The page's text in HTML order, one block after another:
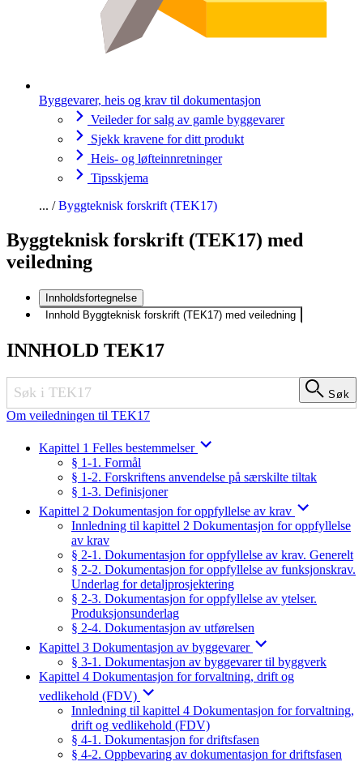
Byggevarer, heis og krav til dokumentasjon
Veileder for salg av gamle byggevarer
Sjekk kravene for ditt produkt
Heis- og løfteinnretninger
Tipsskjema
Byggteknisk forskrift (TEK17)
Byggteknisk forskrift (TEK17) med
veiledning
Innholdsfortegnelse
Innhold Byggteknisk forskrift (TEK17) med veiledning
INNHOLD TEK17
Søk
Om veiledningen til TEK17
Kapittel 1 Felles bestemmelser
§ 1-1. Formål
§ 1-2. Forskriftens anvendelse på særskilte tiltak
§ 1-3. Definisjoner
Kapittel 2 Dokumentasjon for oppfyllelse av krav
Innledning til kapittel 2 Dokumentasjon for oppfyllelse
av krav
§ 2-1. Dokumentasjon for oppfyllelse av krav. Generelt
§ 2-2. Dokumentasjon for oppfyllelse av funksjonskrav.
Underlag for detaljprosjektering
§ 2-3. Dokumentasjon for oppfyllelse av ytelser.
Produksjonsunderlag
§ 2-4. Dokumentasjon av utførelsen
Kapittel 3 Dokumentasjon av byggevarer
§ 3-1. Dokumentasjon av byggevarer til byggverk
Kapittel 4 Dokumentasjon for forvaltning, drift og
vedlikehold (FDV)
Innledning til kapittel 4 Dokumentasjon for forvaltning,
drift og vedlikehold (FDV)
§ 4-1. Dokumentasjon for driftsfasen
§ 4-2. Oppbevaring av dokumentasjon for driftsfasen